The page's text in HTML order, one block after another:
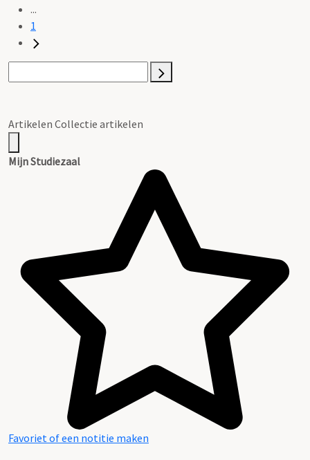
...
1
Artikelen Collectie artikelen
Mijn Studiezaal
Favoriet of een notitie maken